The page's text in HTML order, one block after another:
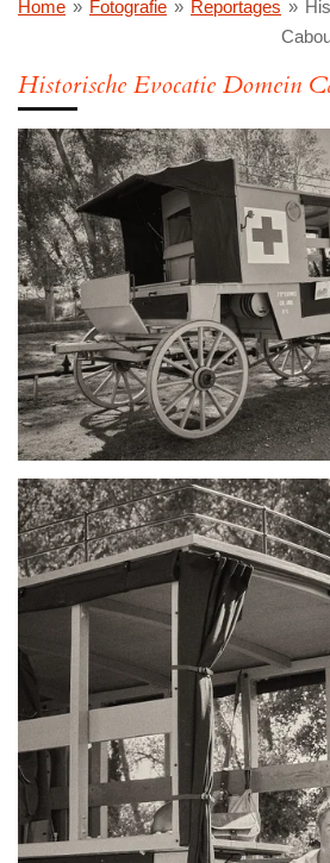
Home » Fotografie » Reportages »
Historische Evocatie Domein